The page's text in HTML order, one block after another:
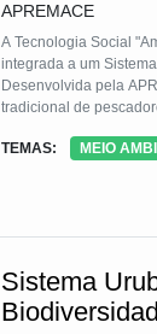
APREMACE
A Tecnologia Social
integrada a um
Desenvolvida pela
tradicional de
dados em tempo real.
TEMAS: MEIO
Sistema